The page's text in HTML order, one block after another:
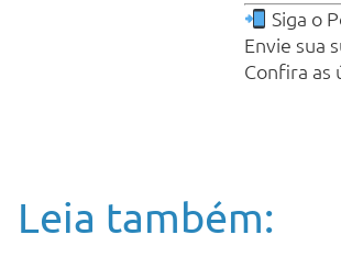
Siga o
Envie sua
Confira as
Leia também: